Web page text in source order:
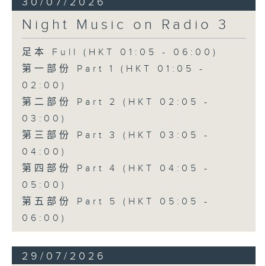
Night Music on Radio 3
足本 Full (HKT 01:05 - 06:00)
第一部份 Part 1 (HKT 01:05 -
02:00)
第二部份 Part 2 (HKT 02:05 -
03:00)
第三部份 Part 3 (HKT 03:05 -
04:00)
第四部份 Part 4 (HKT 04:05 -
05:00)
第五部份 Part 5 (HKT 05:05 -
06:00)
29/07/2026